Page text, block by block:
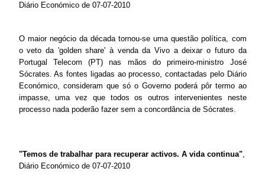
Diário Económico de 07-07-2010
O maior negócio da década tornou-se uma questão política, com
o veto da 'golden share' à venda da Vivo a deixar o futuro da
Portugal Telecom (PT) nas mãos do primeiro-ministro José
Sócrates. As fontes ligadas ao processo, contactadas pelo Diário
Económico, consideram que só o Governo poderá pôr termo ao
impasse, uma vez que todos os outros intervenientes neste
processo nada poderão fazer sem a concordância de Sócrates.
"Temos de trabalhar para recuperar activos. A vida continua",
Diário Económico de 07-07-2010